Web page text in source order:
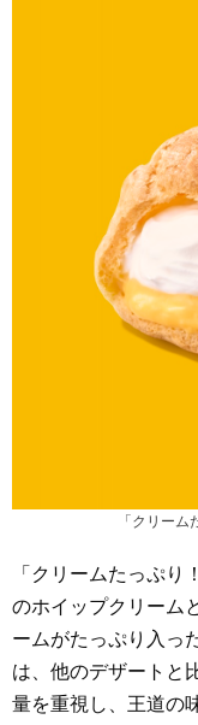
「クリー
「クリームたっぷり
のホイップクリーム
ームがたっぷり入っ
は、他のデザートと
量を重視し、王道の